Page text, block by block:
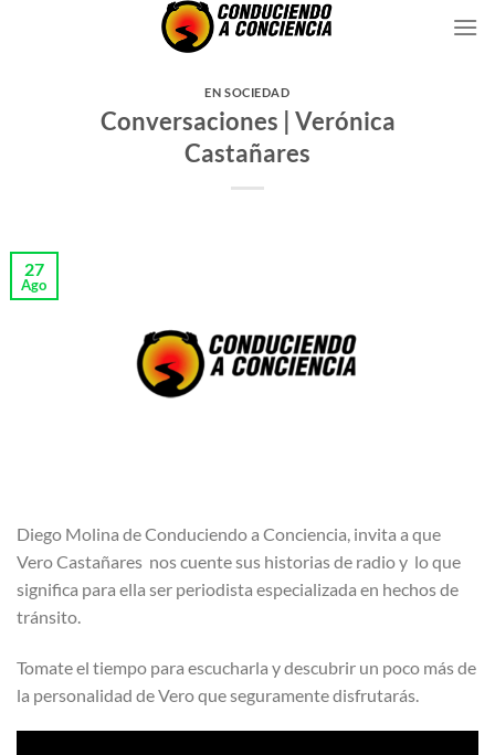
EN SOCIEDAD
Conversaciones | Verónica
Castañares
27
Ago
Diego Molina de Conduciendo a Conciencia, invita a que
Vero Castañares nos cuente sus historias de radio y lo que
significa para ella ser periodista especializada en hechos de
tránsito.
Tomate el tiempo para escucharla y descubrir un poco más de
la personalidad de Vero que seguramente disfrutarás.